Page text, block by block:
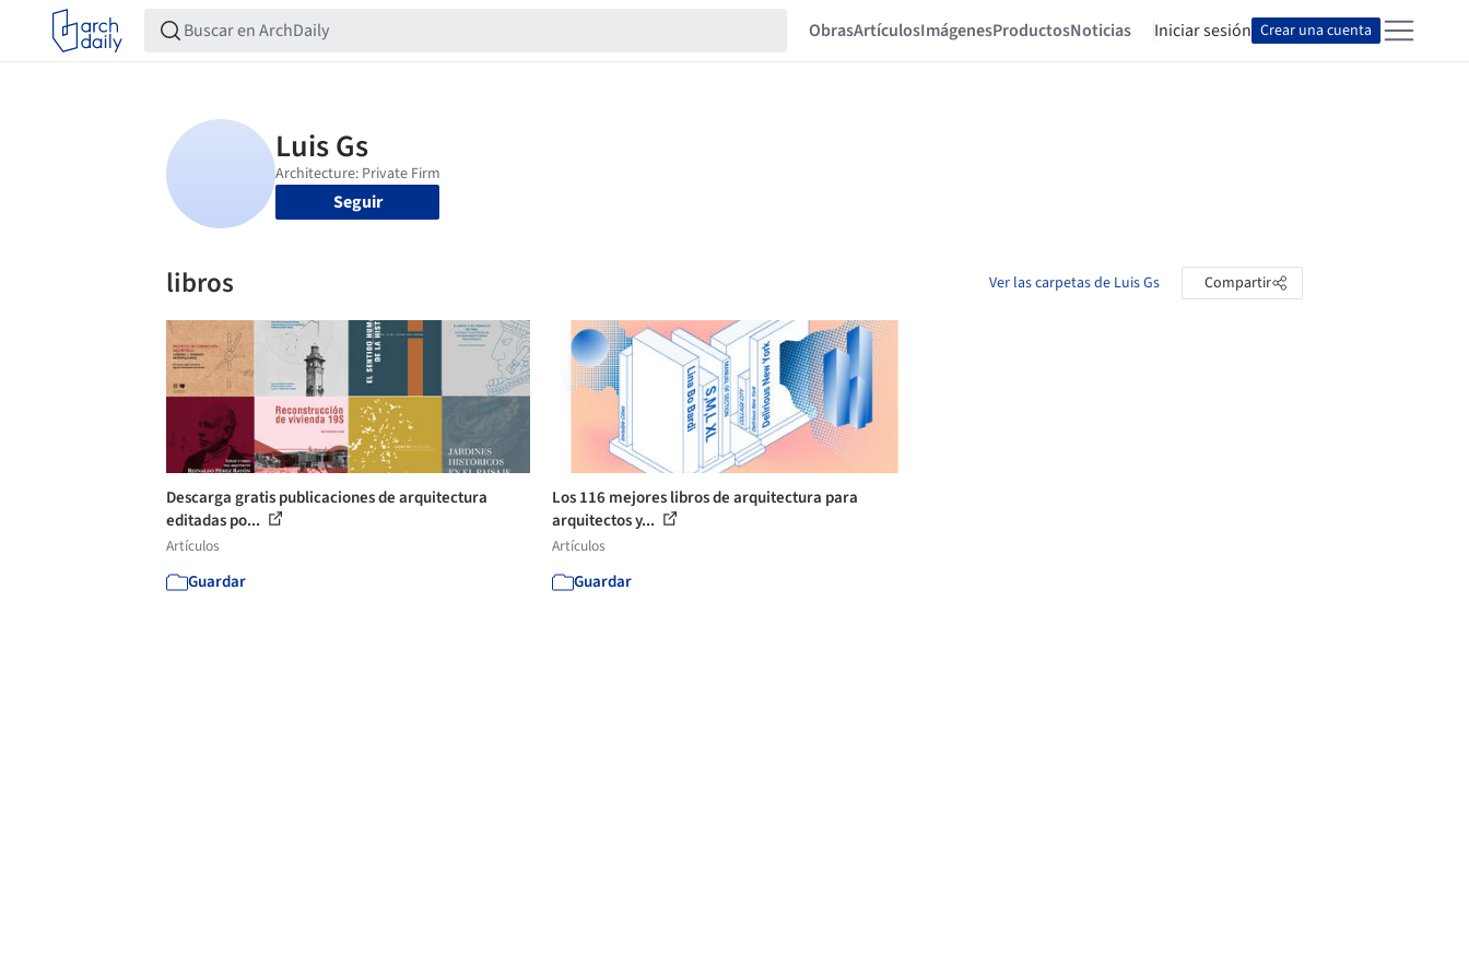
ObrasArtículosImágenesProductosNoticias Iniciar sesión Crear una cuenta
Seguir
libros Ver las carpetas de Luis Gs Compartir
Descarga gratis publicaciones de arquitectura
editadas po...
Artículos
Guardar
Los 116 mejores libros de arquitectura para
arquitectos y...
Artículos
Guardar